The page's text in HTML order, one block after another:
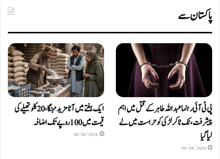
پاکستان سے
پی ٹی آئی رہنما عبداللہ طاہر کے قتل میں اہم
پیشرفت، ٹک ٹاکر لڑکی کو حراست میں لے
لیا گیا
08/08/2026
ایک ہفتے میں آٹا مزید مہنگا، 20 کلو تھیلے کی
قیمت میں 100 روپے تک اضافہ
08/08/2026